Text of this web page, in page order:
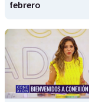
febrero